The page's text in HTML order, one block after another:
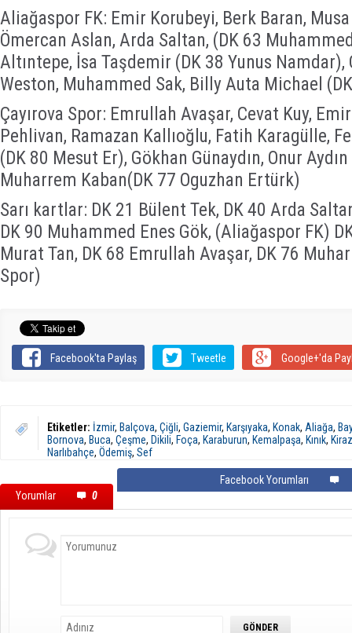
Aliağaspor FK: Emir Korubeyi, Berk Baran,
Ömercan Aslan, Arda Saltan, (DK 63
Altıntepe, İsa Taşdemir (DK 38 Yunus
Weston, Muhammed Sak, Billy Auta Michael
Çayırova Spor: Emrullah Avaşar, Cevat Kuy,
Pehlivan, Ramazan Kallıoğlu, Fatih Karagülle,
(DK 80 Mesut Er), Gökhan Günaydın, Onur
Muharrem Kaban(DK 77 Oguzhan Ertürk)
Sarı kartlar: DK 21 Bülent Tek, DK 40 Arda
DK 90 Muhammed Enes Gök, (Aliağaspor FK)
Murat Tan, DK 68 Emrullah Avaşar, DK 76
Spor)
Facebook'ta Paylaş Tweetle Google+'da
Etiketler: İzmir, Balçova, Çiğli, Gaziemir, Karşıyaka, Konak, Aliağa,
Bornova, Buca, Çeşme, Dikili, Foça, Karaburun, Kemalpaşa, Kınık, Kiraz
Narlıbahçe, Ödemiş, Sef
Yorumlar 0
Facebook Yorumları